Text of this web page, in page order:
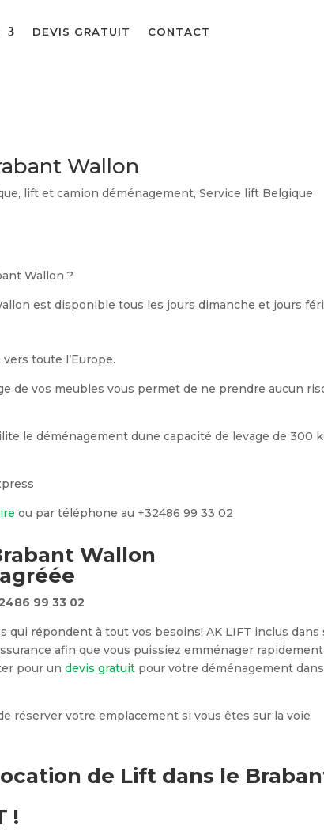
DEVIS GRATUIT CONTACT
Wallon
, lift et camion déménagement,Service lift Belgique
Wallon ?
est disponible tous les jours dimanche et jours
toute l’Europe.
de vos meubles vous permet de ne prendre aucun
le déménagement dune capacité de levage de 300
ou par téléphone au +32486 99 33 02
Wallon
99 33 02
qui répondent à tout vos besoins! AK LIFT inclus dans
afin que vous puissiez emménager
pour undevis gratuit pour votre déménagement
réserver votre emplacement si vous êtes sur la voie
de Lift dans le
!